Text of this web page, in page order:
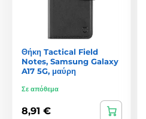
Θήκη Tactical Field
Notes, Samsung Galaxy
A17 5G, μαύρη
Σε απόθεμα
8,91 €